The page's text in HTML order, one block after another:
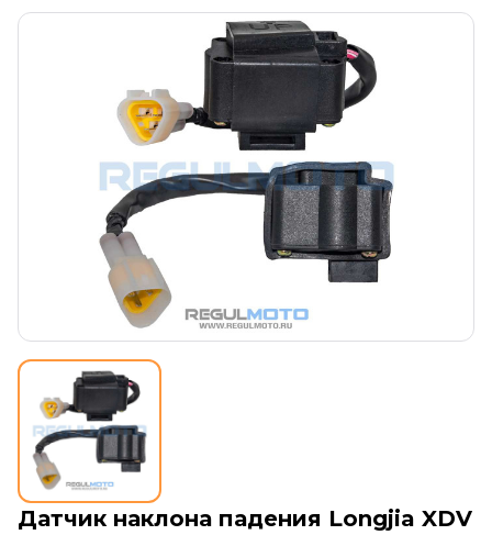
Датчик наклона падения Longjia XDV